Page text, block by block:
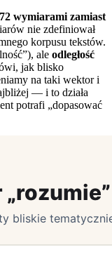
wymiarami zamiast
nie zdefiniował
korpusu tekstów.
ale odległość
jak blisko
na taki wektor i
— i to działa
potrafi „dopasować